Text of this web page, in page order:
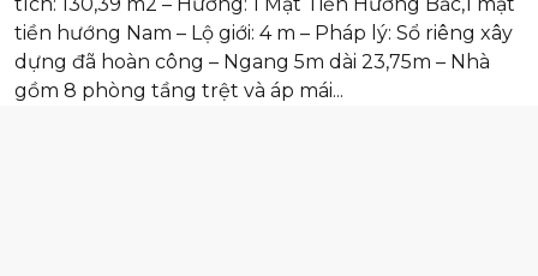
tiền hướng Nam – Lộ giới: 4 m – Pháp lý: Sổ riêng xây
dựng đã hoàn công – Ngang 5m dài 23,75m – Nhà
gồm 8 phòng tầng trệt và áp mái...